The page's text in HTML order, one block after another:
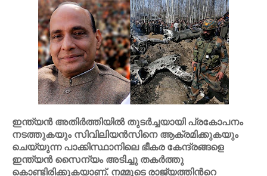
ഇന്ത്യൻ അതിർത്തിയിൽ തുടർച്ചയായി പ്രകോപനം
നടത്തുകയും സിവിലിയൻസിനെ ആക്രമിക്കുകയും
ചെയ്യുന്ന പാക്കിസ്ഥാനിലെ ഭീകര കേന്ദ്രങ്ങളെ
ഇന്ത്യൻ സൈന്യം അടിച്ചു തകർത്തു
കൊണ്ടിരിക്കുകയാണ്. നമ്മുടെ രാജ്യത്തിൻറെ